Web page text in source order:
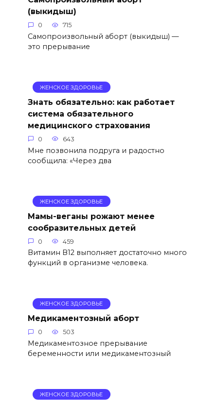
(выкидыш)
0 715
Самопроизвольный аборт (выкидыш) —
это прерывание
ЖЕНСКОЕ ЗДОРОВЬЕ
Знать обязательно: как работает
система обязательного
медицинского страхования
0 643
Мне позвонила подруга и радостно
сообщила: «Через два
ЖЕНСКОЕ ЗДОРОВЬЕ
Мамы-веганы рожают менее
сообразительных детей
0 459
Витамин В12 выполняет достаточно много
функций в организме человека.
ЖЕНСКОЕ ЗДОРОВЬЕ
Медикаментозный аборт
0 503
Медикаментозное прерывание
беременности или медикаментозный
ЖЕНСКОЕ ЗДОРОВЬЕ